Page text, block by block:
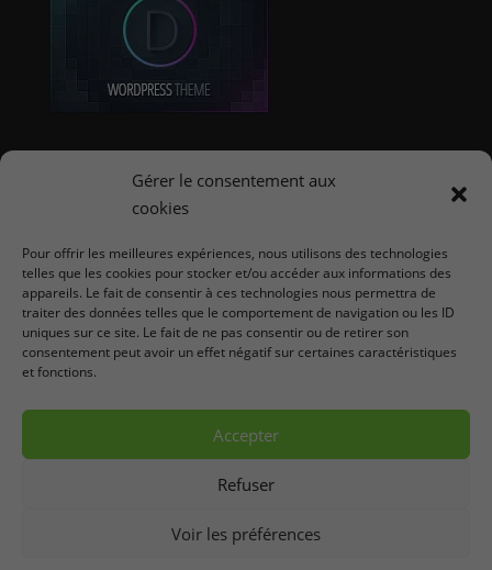
Gérer le consentement aux
cookies
Pour offrir les meilleures expériences, nous utilisons des technologies
telles que les cookies pour stocker et/ou accéder aux informations des
appareils. Le fait de consentir à ces technologies nous permettra de
traiter des données telles que le comportement de navigation ou les ID
uniques sur ce site. Le fait de ne pas consentir ou de retirer son
consentement peut avoir un effet négatif sur certaines caractéristiques
et fonctions.
Accepter
Refuser
Voir les préférences
Offres d'emploi E-Commerce
Michaël Gyen
AutarTICa - Créateur de sites web
Rue Fosse Aux Pierres, 5A
4530 Villers-le-Bouillet(Huy)
info@autartica.be